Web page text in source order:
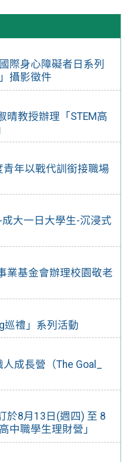
際身心障礙者日系列
攝影徵件
晴教授辦理「STEM高
年以戰代訓銜接職場
大一日大學生-沉浸式
業基金會辦理校園敬老
巡禮」系列活動
成長營（The Goal_
於8月13日(週四) 至 8
中職學生理財營」